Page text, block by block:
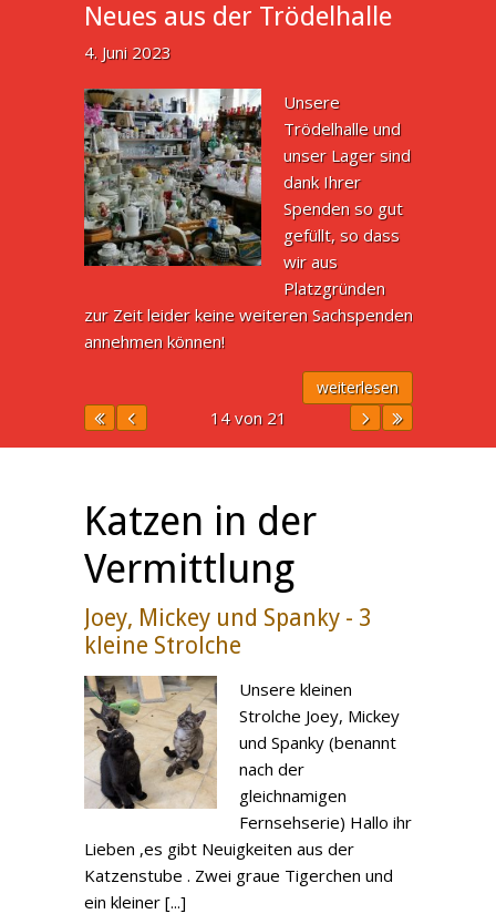
Neues aus der Trödelhalle
4. Juni 2023
Unsere
Trödelhalle und
unser Lager sind
dank Ihrer
Spenden so gut
gefüllt, so dass
wir aus
Platzgründen
zur Zeit leider keine weiteren Sachspenden
annehmen können!
weiterlesen
14 von 21
Katzen in der
Vermittlung
Joey, Mickey und Spanky - 3
kleine Strolche
Unsere kleinen
Strolche Joey, Mickey
und Spanky (benannt
nach der
gleichnamigen
Fernsehserie) Hallo ihr
Lieben ,es gibt Neuigkeiten aus der
Katzenstube . Zwei graue Tigerchen und
ein kleiner [...]